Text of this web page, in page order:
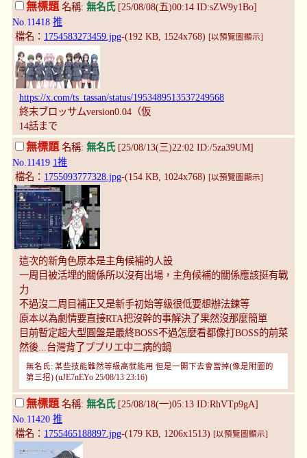
無標題名稱: 無名氏[25/08/08(五)00:14 ID:sZW9y1Bo]
No.11418 推
檔名： 1754583273459.jpg-(192 KB, 1524x768) [以預覽圖顯示]
https://x.com/ts_tassan/status/1953489513537249568
終末ブロッサムversion0.04（仮
14話まで
無標題 名稱: 無名氏[25/08/13(三)22:02 ID:/5za39UM]
No.11419 1推
檔名： 1755093777328.jpg-(154 KB, 1024x768) [以預覽圖顯示]
這次的新角色原本是主角候補的人設
一周目被活埋的關係所以沒有出場，主角候補的關係應該挺有戰
力
不過沒二周目補正又是新手初始等級很低要想辦法鍊等
原本以為劇情要直接RTA把沒幹的事解決了果然沒那麼簡單
目前暫定超大型圓盤是最終BOSS不過怎麼看都像打BOSS的前菜
然後...台灣背了ププリエ中二病的鍋
無名氏: 某些技能雖然等級高就能用 但是一開下去會當掉(像是附圖的
第三招) (uJE7nEYo 25/08/13 23:16)
無標題 名稱: 無名氏[25/08/18(一)05:13 ID:RhVTp9gA]
No.11420 推
檔名： 1755465188897.jpg-(179 KB, 1206x1513) [以預覽圖顯示]